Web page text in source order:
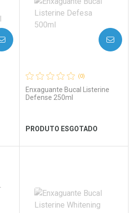
Ver Desconto Convênio
(0)
Enxaguante Bucal Listerine
Defense 250ml
PRODUTO ESGOTADO
AVISE-ME
Laboratório
Por Menos